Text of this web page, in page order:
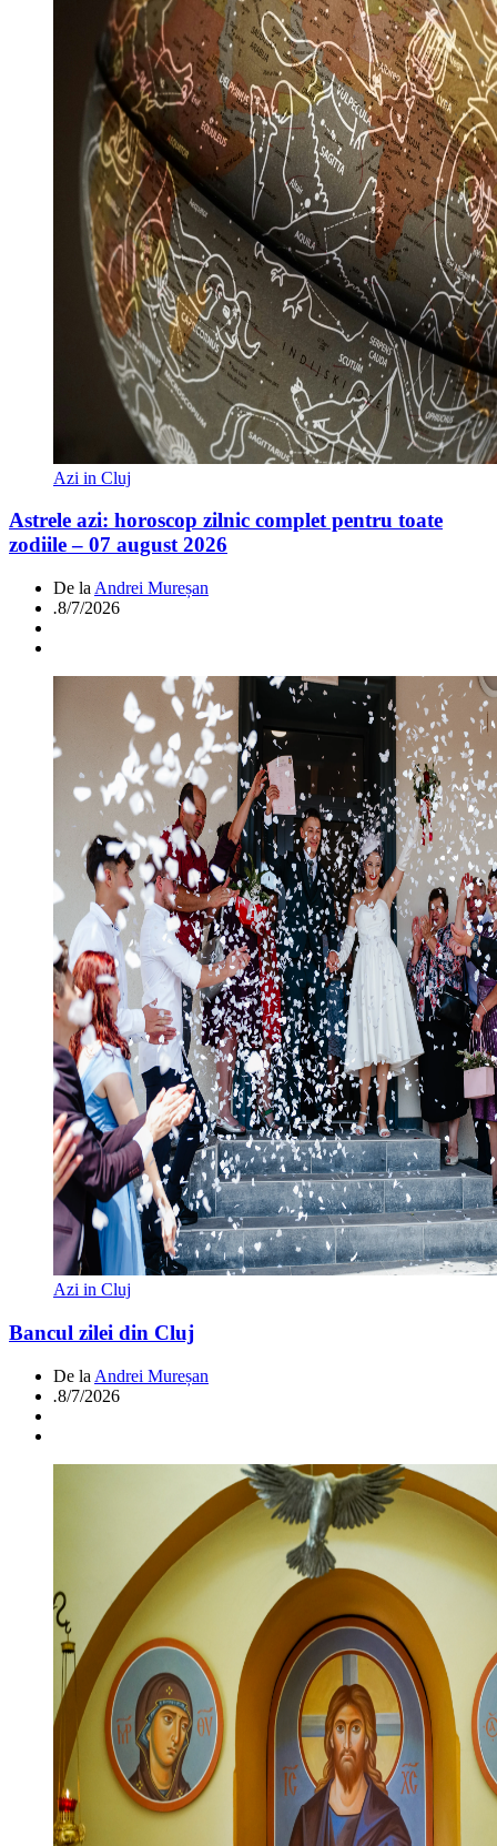
Azi in Cluj
Astrele azi: horoscop zilnic complet pentru toate
zodiile – 07 august 2026
De la Andrei Mureșan
.8/7/2026
Azi in Cluj
Bancul zilei din Cluj
De la Andrei Mureșan
.8/7/2026